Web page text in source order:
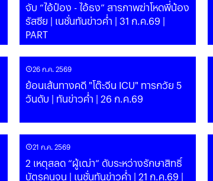
จับ “ไอ้ป๋อง - ไอ้ธง” สารภาพฆ่าโหดพี่น้อง
รัสซีย | เนชั่นทันข่าวค่ำ | 31 ก.ค.69 |
PART
26 ก.ค. 2569
ย้อนเส้นทางคดี "โต๊ะจีน ICU" ทารกวัย 5
วันดับ | ทันข่าวค่ำ | 26 ก.ค.69
21 ก.ค. 2569
2 เหตุสลด “ผู้เฒ่า” ดับระหว่างรักษาสิทธิ์
บัตรคนจน | เนชั่นทันข่าวค่ำ | 21 ก.ค.69 |